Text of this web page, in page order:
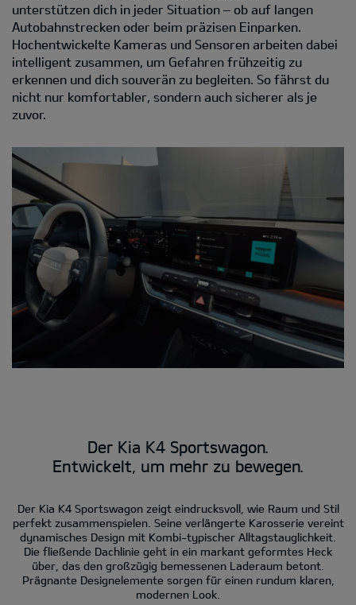
unterstützen dich in jeder Situation – ob auf langen
Autobahnstrecken oder beim präzisen Einparken.
Hochentwickelte Kameras und Sensoren arbeiten dabei
intelligent zusammen, um Gefahren frühzeitig zu
erkennen und dich souverän zu begleiten. So fährst du
nicht nur komfortabler, sondern auch sicherer als je
zuvor.
Der Kia K4 Sportswagon.
Entwickelt, um mehr zu bewegen.
Der Kia K4 Sportswagon zeigt eindrucksvoll, wie Raum und Stil
perfekt zusammenspielen. Seine verlängerte Karosserie vereint
dynamisches Design mit Kombi-typischer Alltagstauglichkeit.
Die fließende Dachlinie geht in ein markant geformtes Heck
über, das den großzügig bemessenen Laderaum betont.
Prägnante Designelemente sorgen für einen rundum klaren,
modernen Look.